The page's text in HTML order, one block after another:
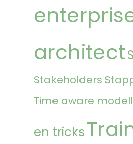
architect
Stakeholders
Time aware
en tricks